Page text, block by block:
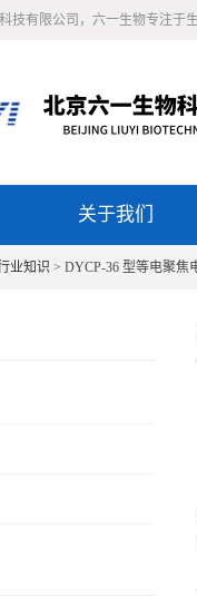
技有限公司，六一生物专注于
关于我们
业知识 > DYCP-36 型等电聚焦